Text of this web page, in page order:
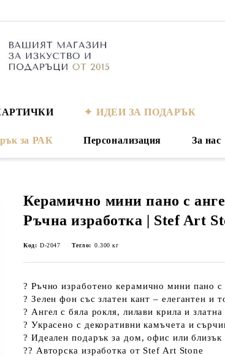
ИДЕИ ЗА ПОДАРЪК
за РАК Персонализация За нас
Керамично мини пано с
Ръчна изработка | Stef Art
Код: D-2047 Тегло: 0.300 кг
? Ръчно изработено керамично мини пано с
? Зелен фон със златен кант – елегантен и
? Ангел с бяла рокля, лилави крила и
? Украсено с декоративни камъчета и
? Идеален подарък за дом, офис или близък
?? Авторска изработка от Stef Art Stone